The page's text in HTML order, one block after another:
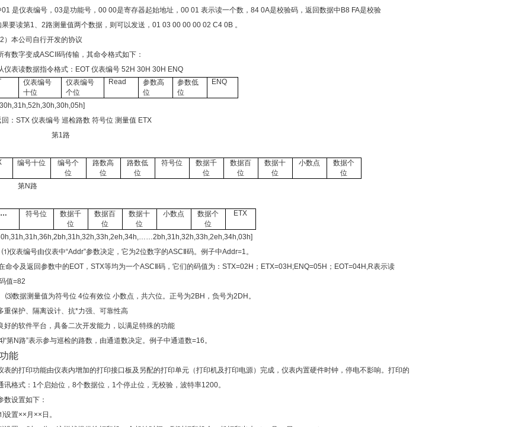
01 是仪表编号，03是功能号，00 00是寄存器起始地址，00 01 表示读一个数，84 0A是校验码，返回数据中B8 FA是校验
要读第1、2路测量值两个数据，则可以发送，01 03 00 00 00 02 C4 0B 。
2）本公司自行开发的协议
有数字变成ASCII码传输，其命令格式如下：
仪表读数据指令格式：EOT 仪表编号52H 30H 30H ENQ
仪表编号
十位
仪表编号
个位
Read
参数高
位
参数低
位
ENQ
：STX 仪表编号 巡检路数 符号位 测量值 ETX
第1路
编号十位
编号个
位
路数高
位
路数低
位
符号位
数据千
位
数据百
位
数据十
位
小数点
数据个
位
第N路
符号位
数据千
位
数据百
位
数据十
位
小数点
数据个
位
ETX
⑴仪表编号由仪表中“Addr”参数决定，它为2位数字的ASCⅡ码。例子中Addr=1。
命令及返回参数中的 EOT，STX等均为一个ASCⅡ码，它们的码值为：STX=02H；ETX=03H;ENQ=05H；EOT=04H,R表示读
值=82
⑶数据测量值为符号位 4位有效位 小数点，共六位。正号为2BH，负号为2DH。
重保护、隔离设计、抗*力强、可靠性高
好的软件平台，具备二次开发能力，以满足特殊的功能
第N路”表示参与巡检的路数，由通道数决定。 例子中通道数=16。
能
表的打印功能由仪表内增加的打印接口板及另配的打印单元（打印机及打印电源）完成，仪表内置硬件时钟，停电不影响。打印的
讯格式： 1个启始位，8个数据位，1个停止位，无校验，波特率1200。
数设置如下：
置××月××日。